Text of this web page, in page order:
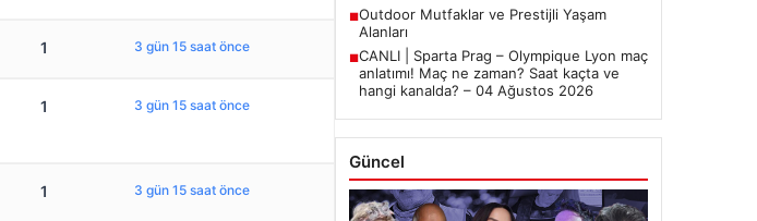
1 3 gün 15 saat önce
1 3 gün 15 saat önce
1 3 gün 15 saat önce
■Outdoor Mutfaklar ve Prestijli Yaşam
Alanları
■CANLI | Sparta Prag – Olympique Lyon maç
anlatımı! Maç ne zaman? Saat kaçta ve
hangi kanalda? – 04 Ağustos 2026
Güncel